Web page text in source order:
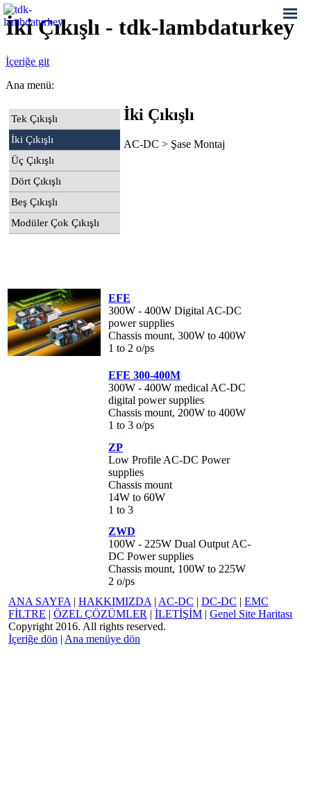
İki Çıkışlı - tdk-lambdaturkey
İçeriğe git
Ana menü:
Tek Çıkışlı
İki Çıkışlı
Üç Çıkışlı
Dört Çıkışlı
Beş Çıkışlı
Modüler Çok Çıkışlı
İki Çıkışlı
AC-DC > Şase Montaj
EFE
300W - 400W Digital AC-DC
power supplies
Chassis mount, 300W to 400W
1 to 2 o/ps
EFE 300-400M
300W - 400W medical AC-DC
digital power supplies
Chassis mount, 200W to 400W
1 to 3 o/ps
ZP
Low Profile AC-DC Power
supplies
Chassis mount
14W to 60W
1 to 3
ZWD
100W - 225W Dual Output AC-
DC Power supplies
Chassis mount, 100W to 225W
2 o/ps
ANA SAYFA | HAKKIMIZDA | AC-DC | DC-DC | EMC
FİLTRE | ÖZEL ÇÖZÜMLER | İLETİŞİM | Genel Site Haritası
Copyright 2016. All rights reserved.
İçeriğe dön | Ana menüye dön